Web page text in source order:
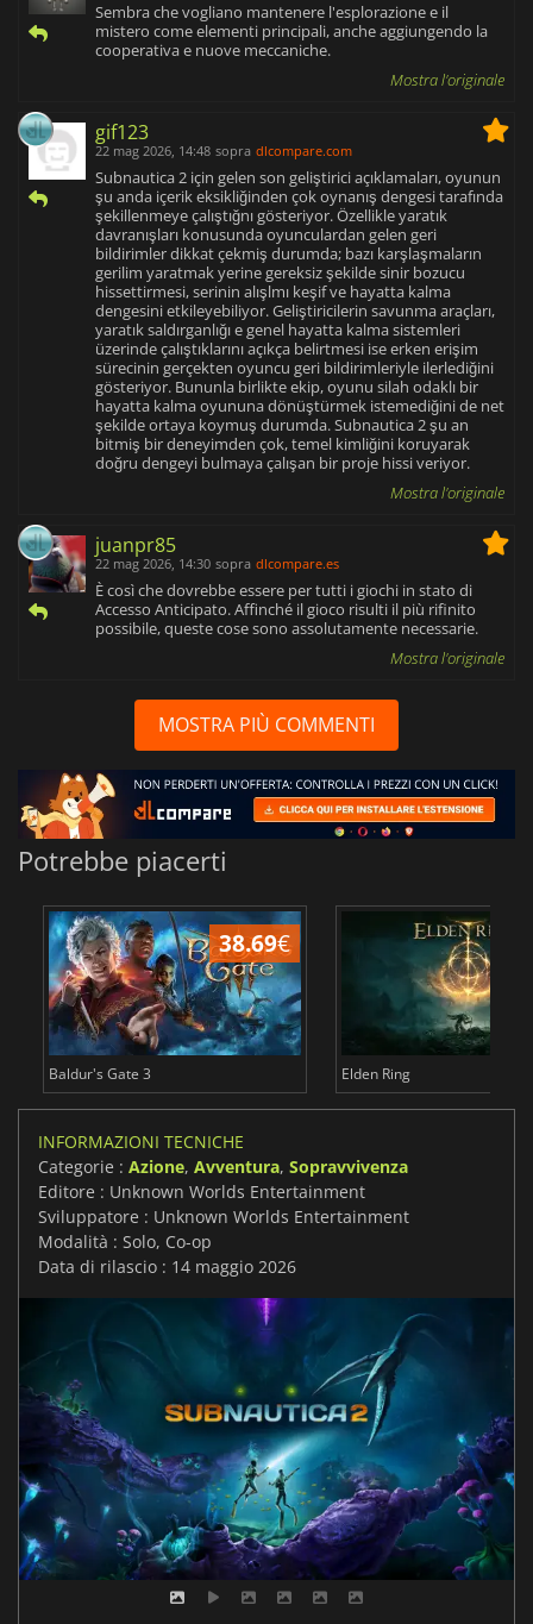
Sembra che vogliano mantenere l'esplorazione e il
mistero come elementi principali, anche aggiungendo la
cooperativa e nuove meccaniche.
Mostra l'originale
gif123
22 mag 2026, 14:48 sopra dlcompare.com
Subnautica 2 için gelen son geliştirici açıklamaları, oyunun
şu anda içerik eksikliğinden çok oynanış dengesi tarafında
şekillenmeye çalıştığnı gösteriyor. Özellikle yaratık
davranışları konusunda oyunculardan gelen geri
bildirimler dikkat çekmiş durumda; bazı karşlaşmaların
gerilim yaratmak yerine gereksiz şekilde sinir bozucu
hissettirmesi, serinin alışlmı keşif ve hayatta kalma
dengesini etkileyebiliyor. Geliştiricilerin savunma araçları,
yaratık saldırganlığı e genel hayatta kalma sistemleri
üzerinde çalıştıklarını açıkça belirtmesi ise erken erişim
sürecinin gerçekten oyuncu geri bildirimleriyle ilerlediğini
gösteriyor. Bununla birlikte ekip, oyunu silah odaklı bir
hayatta kalma oyununa dönüştürmek istemediğini de net
şekilde ortaya koymuş durumda. Subnautica 2 şu an
bitmiş bir deneyimden çok, temel kimliğini koruyarak
doğru dengeyi bulmaya çalışan bir proje hissi veriyor.
Mostra l'originale
juanpr85
22 mag 2026, 14:30 sopra dlcompare.es
È così che dovrebbe essere per tutti i giochi in stato di
Accesso Anticipato. Affinché il gioco risulti il più rifinito
possibile, queste cose sono assolutamente necessarie.
Mostra l'originale
MOSTRA PIÙ COMMENTI
Potrebbe piacerti
38.69€
Baldur's Gate 3 Elden Ring
INFORMAZIONI TECNICHE
Categorie : Azione, Avventura, Sopravvivenza
Editore : Unknown Worlds Entertainment
Sviluppatore : Unknown Worlds Entertainment
Modalità : Solo, Co-op
Data di rilascio : 14 maggio 2026